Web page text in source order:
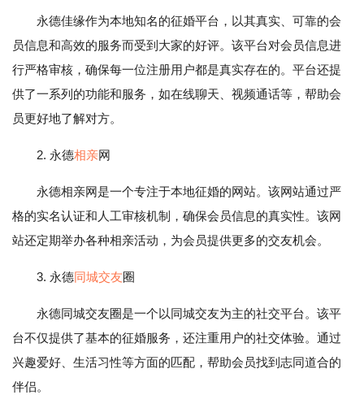
永德佳缘作为本地知名的征婚平台，以其真实、可靠的会
员信息和高效的服务而受到大家的好评。该平台对会员信息进
行严格审核，确保每一位注册用户都是真实存在的。平台还提
供了一系列的功能和服务，如在线聊天、视频通话等，帮助会
员更好地了解对方。
2. 永德相亲网
永德相亲网是一个专注于本地征婚的网站。该网站通过严
格的实名认证和人工审核机制，确保会员信息的真实性。该网
站还定期举办各种相亲活动，为会员提供更多的交友机会。
3. 永德同城交友圈
永德同城交友圈是一个以同城交友为主的社交平台。该平
台不仅提供了基本的征婚服务，还注重用户的社交体验。通过
兴趣爱好、生活习性等方面的匹配，帮助会员找到志同道合的
伴侣。